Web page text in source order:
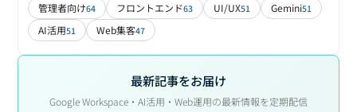
管理者向け64 フロントエンド63 UI/UX51 Gemini51
AI活用51 Web集客47
最新記事をお届け
Google Workspace・AI活用・Web運用の最新情報を定期配信